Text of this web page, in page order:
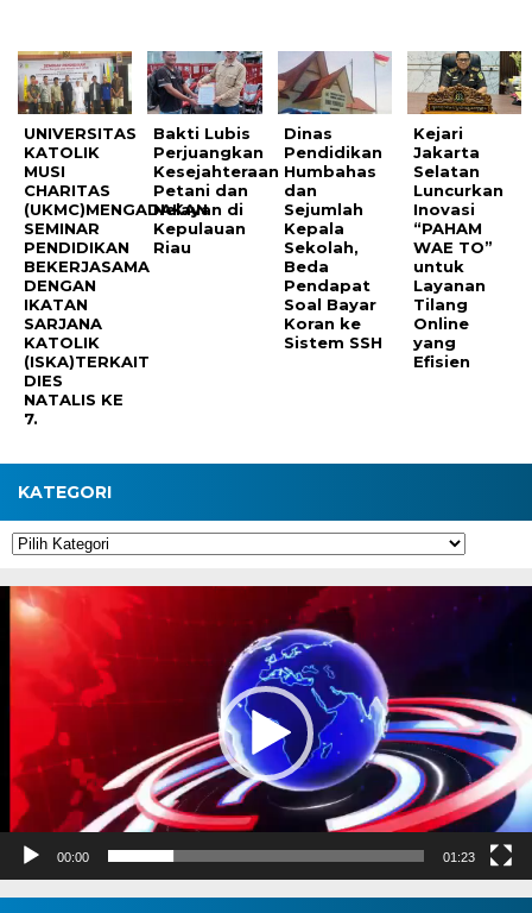
UNIVERSITAS
KATOLIK
MUSI
CHARITAS
(UKMC)MENGADAKAN
SEMINAR
PENDIDIKAN
BEKERJASAMA
DENGAN
IKATAN
SARJANA
KATOLIK
(ISKA)TERKAIT
DIES
NATALIS KE
7.
Bakti Lubis
Perjuangkan
Kesejahteraan
Petani dan
Nelayan di
Kepulauan
Riau
Dinas
Pendidikan
Humbahas
dan
Sejumlah
Kepala
Sekolah,
Beda
Pendapat
Soal Bayar
Koran ke
Sistem SSH
Kejari
Jakarta
Selatan
Luncurkan
Inovasi
“PAHAM
WAE TO”
untuk
Layanan
Tilang
Online
yang
Efisien
KATEGORI
Kategori
Pemutar
Video
00:00 01:23